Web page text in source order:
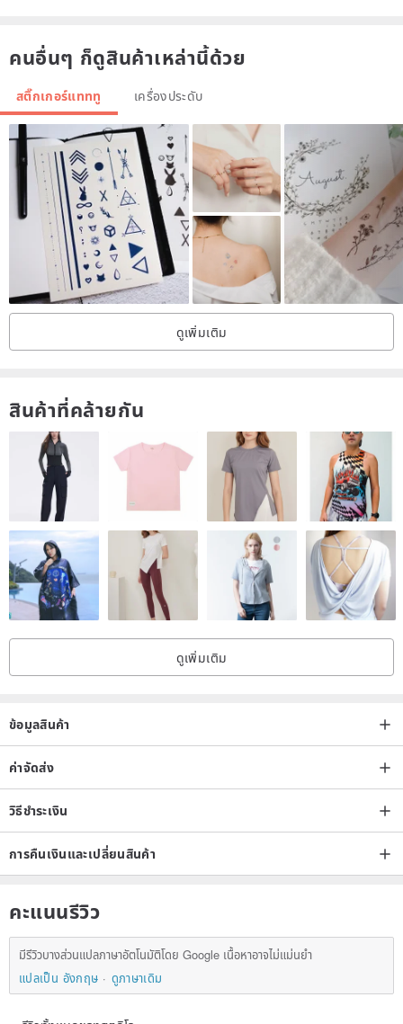
— — — — — — — — — — — — —
【 About Product 】
❤ Pack contents/ Each pack contains 2 sheets.
❤ Size / 4"x4"
❤ Brand origin / London , UK
— — — — — — — — — — — — —
【 How to use 】
1. Cut the tattoo design you want.
2. Clean your body with alcohol to remove make up. lotion and
3. Remove the plastic layer.
5. Wet with water! and wait few seconds.
6. Tear off the paper layer.
It's done~~
❤ How to remove：
Put some baby oil on the design for few seconds and use cotton
pad to wipe out.
❤Product Safety：
＊Non-toxic, safe and skin friendly.
＊Waterproof
คนอื่นๆ ก็ดูสินค้าเหล่านี้ด้วย
สติ๊กเกอร์แทททู เครื่องประดับ
ดูเพิ่มเติม
สินค้าที่คล้ายกัน
ดูเพิ่มเติม
ข้อมูลสินค้า
ค่าจัดส่ง
วิธีชำระเงิน
การคืนเงินและเปลี่ยนสินค้า
คะแนนรีวิว
มีรีวิวบางส่วนแปลภาษาอัตโนมัติโดย Google เนื้อหาอาจไม่แม่นยำ
แปลเป็น อังกฤษ
ดูภาษาเดิม